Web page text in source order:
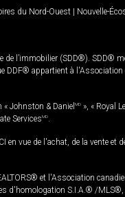
du Nord-Ouest | Nouvelle-
l’immobilier (SDD®). SDD®
appartient à l'Association
Johnston & Daniel MD », « Royal
ServicesMD
vue de l'achat, de la vente et
et l'Association
d'homologation S.I.A.® /